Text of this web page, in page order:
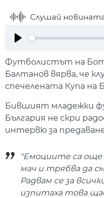
Слушай
Футболистът на
Балтанов вярва, че
спечелената Купа на
Бившият младежки
България не скри
интервю за
"Емоциите са още
мач и трябва да
Радвам се за
изпитаха това